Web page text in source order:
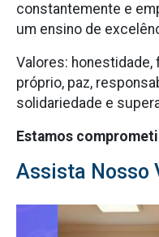
constantemente e
um ensino de
Valores: honestidade,
próprio, paz,
solidariedade e
Estamos
Assista Nosso